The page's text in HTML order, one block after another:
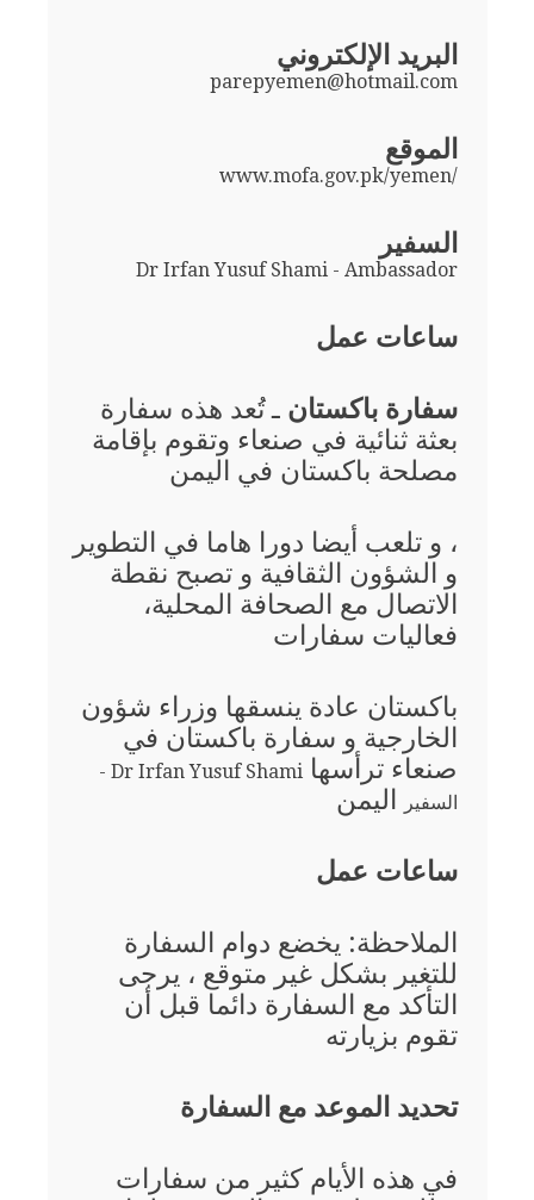
البريد الإلكتروني
parepyemen@hotmail.com
الموقع
www.mofa.gov.pk/yemen/
السفير
Dr Irfan Yusuf Shami - Ambassador
ساعات عمل
سفارة باكستان ـ تُعد هذه سفارة
بعثة ثنائية في صنعاء وتقوم بإقامة
مصلحة باكستان في اليمن
، و تلعب أيضا دورا هاما في التطوير
و الشؤون الثقافية و تصبح نقطة
الاتصال مع الصحافة المحلية،
فعاليات سفارات
باكستان عادة ينسقها وزراء شؤون
الخارجية و سفارة باكستان في
صنعاء ترأسها
Dr Irfan Yusuf Shami -
السفير
اليمن
ساعات عمل
الملاحظة: يخضع دوام السفارة
للتغير بشكل غير متوقع ، يرجى
التأكد مع السفارة دائما قبل أن
تقوم بزيارته
تحديد الموعد مع السفارة
في هذه الأيام كثير من سفارات